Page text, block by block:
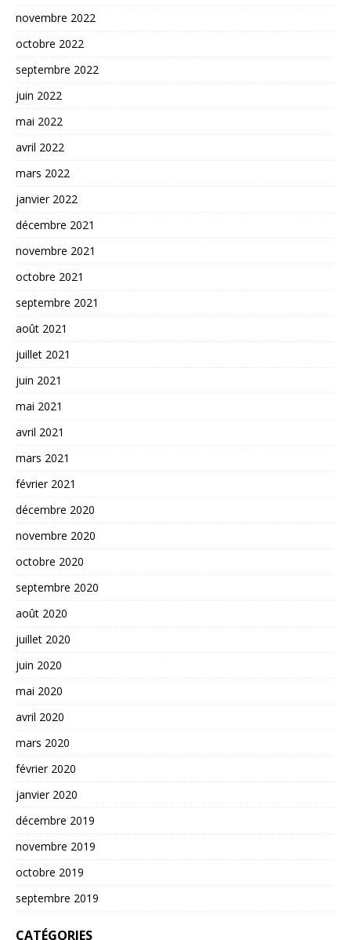
novembre 2022
octobre 2022
septembre 2022
juin 2022
mai 2022
avril 2022
mars 2022
janvier 2022
décembre 2021
novembre 2021
octobre 2021
septembre 2021
août 2021
juillet 2021
juin 2021
mai 2021
avril 2021
mars 2021
février 2021
décembre 2020
novembre 2020
octobre 2020
septembre 2020
août 2020
juillet 2020
juin 2020
mai 2020
avril 2020
mars 2020
février 2020
janvier 2020
décembre 2019
novembre 2019
octobre 2019
septembre 2019
CATÉGORIES